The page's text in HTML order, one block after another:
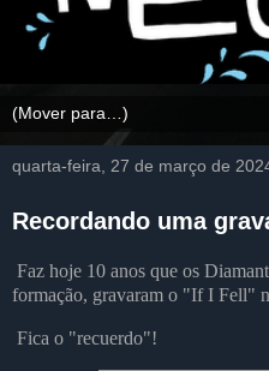
quarta-feira, 27 de março de
Recordando uma
Faz hoje 10 anos que os
formação, gravaram o "If I Fell"
Fica o "recuerdo"!